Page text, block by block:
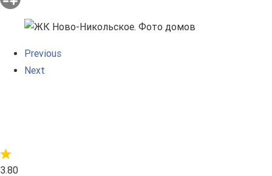
Previous
Next
3.80